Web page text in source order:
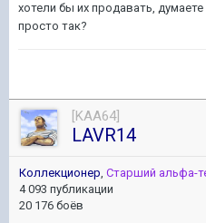
хотели бы их продавать,
просто так?
[KAA64]
LAVR14
Коллекционер, Старший альфа-
4 093 публикации
20 176 боёв